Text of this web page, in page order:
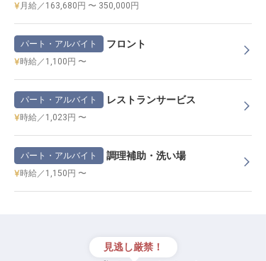
月給／163,680円 〜 350,000円
パート・アルバイト フロント
時給／1,100円 〜
パート・アルバイト レストランサービス
時給／1,023円 〜
パート・アルバイト 調理補助・洗い場
時給／1,150円 〜
見逃し厳禁！